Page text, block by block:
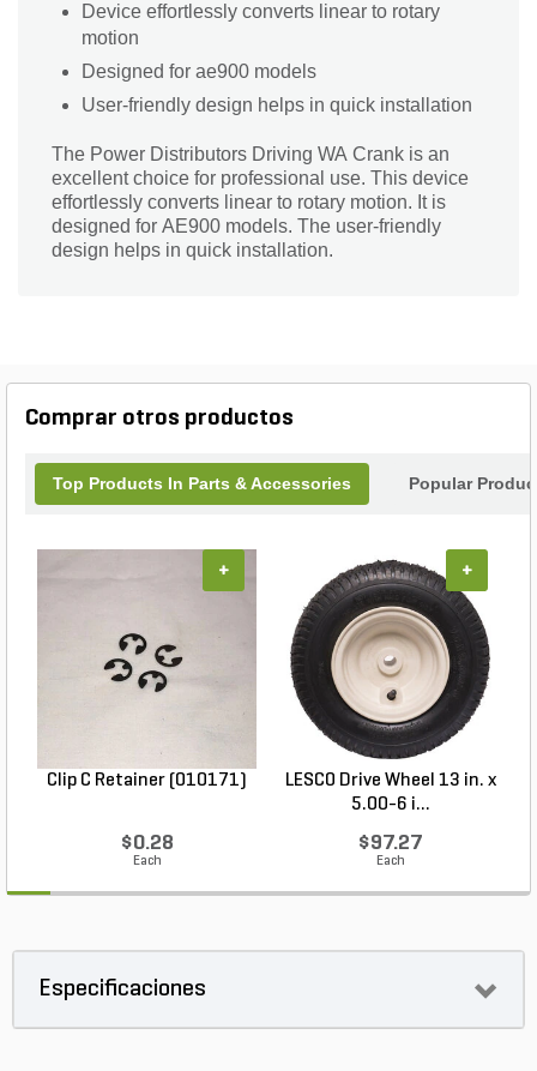
Device effortlessly converts linear to rotary
motion
Designed for ae900 models
User-friendly design helps in quick installation
The Power Distributors Driving WA Crank is an
excellent choice for professional use. This device
effortlessly converts linear to rotary motion. It is
designed for AE900 models. The user-friendly
design helps in quick installation.
Comprar otros productos
Top Products In Parts & Accessories Popular
Clip C Retainer (010171)
$0.28
Each
+
LESCO Drive Wheel 13 in. x
5.00-6 i...
$97.27
Each
+
Especificaciones